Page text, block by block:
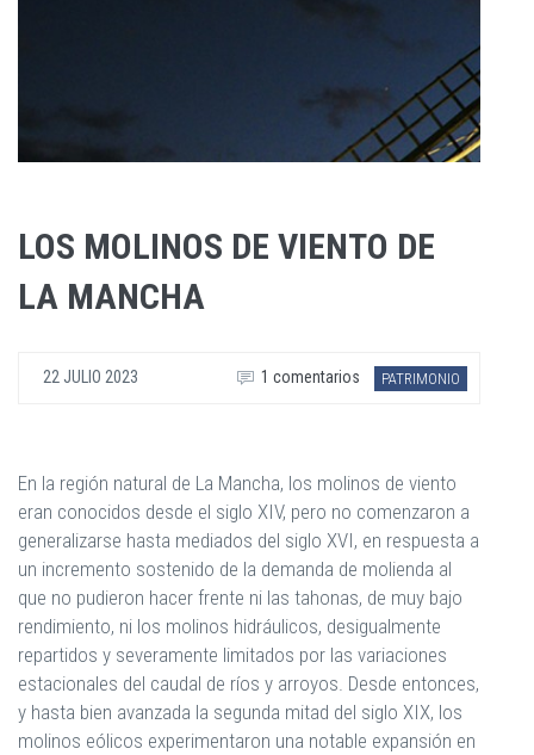
LOS MOLINOS DE VIENTO DE
LA MANCHA
22 JULIO 2023 PATRIMONIO
1 comentarios
En la región natural de La Mancha, los molinos de viento
eran conocidos desde el siglo XIV, pero no comenzaron a
generalizarse hasta mediados del siglo XVI, en respuesta a
un incremento sostenido de la demanda de molienda al
que no pudieron hacer frente ni las tahonas, de muy bajo
rendimiento, ni los molinos hidráulicos, desigualmente
repartidos y severamente limitados por las variaciones
estacionales del caudal de ríos y arroyos. Desde entonces,
y hasta bien avanzada la segunda mitad del siglo XIX, los
molinos eólicos experimentaron una notable expansión en